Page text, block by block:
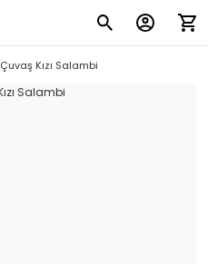
Çuvaş Kızı Salambi